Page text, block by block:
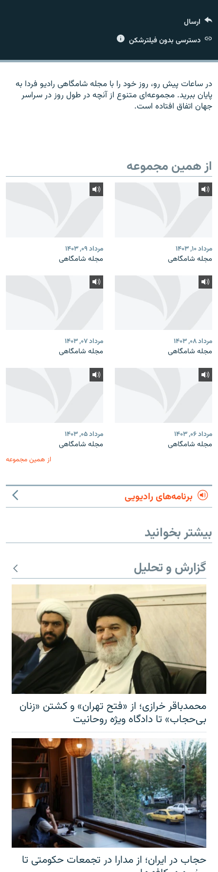
زبان‌های دیگر
ارسال
دسترسی بدون فیلترشکن
در ساعات پیش رو، روز خود را با مجله شامگاهی رادیو فردا به
پایان ببرید. مجموعه‌ای متنوع از آنچه در طول روز در سراسر
جهان اتفاق افتاده است.
از همین مجموعه
مرداد ۱۰, ۱۴۰۳
مجله شامگاهی
مرداد ۰۹, ۱۴۰۳
مجله شامگاهی
مرداد ۰۸, ۱۴۰۳
مجله شامگاهی
مرداد ۰۷, ۱۴۰۳
مجله شامگاهی
مرداد ۰۶, ۱۴۰۳
مجله شامگاهی
مرداد ۰۵, ۱۴۰۳
مجله شامگاهی
از همین مجموعه
برنامه‌های رادیویی
بیشتر بخوانید
گزارش و تحلیل
محمدباقر خرازی؛ از «فتح تهران» و کشتن «زنان
بی‌حجاب» تا دادگاه ویژه روحانیت
حجاب در ایران؛ از مدارا در تجمعات حکومتی تا